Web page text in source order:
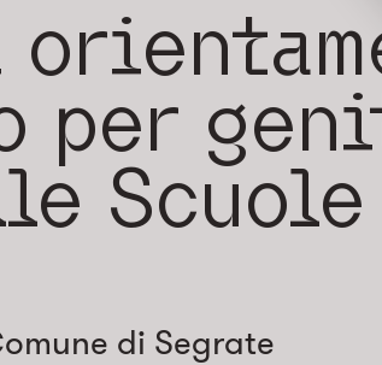
per
di Segrate